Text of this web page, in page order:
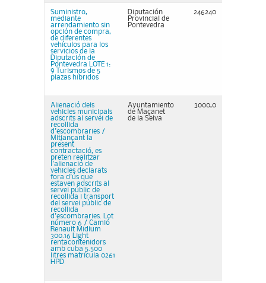
Suministro,
mediante
arrendamiento sin
opción de compra,
de diferentes
vehículos para los
servicios de la
Diputación de
Pontevedra LOTE 1:
9 Turismos de 5
plazas híbridos
Diputación
Provincial de
Pontevedra
246240
Alienació dels
vehicles municipals
adscrits al servei de
recollida
d'escombraries /
Mitjançant la
present
contractació, es
preten realitzar
l'alienació de
vehicles declarats
fora d'ús que
estaven adscrits al
servei públic de
recollida i transport
del servei públic de
recollida
d'escombraries. Lot
número 6 / Camió
Renault Midlum
300.16 Light
rentacontenidors
amb cuba 5.500
litres matrícula 0261
HPD
Ayuntamiento
de Maçanet
de la Selva
3000,0